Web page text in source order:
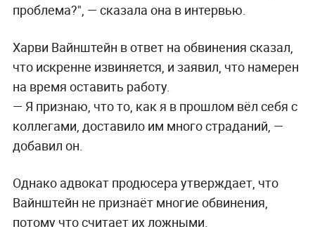
проблема?", — сказала она в интервью.
Харви Вайнштейн в ответ на обвинения сказал,
что искренне извиняется, и заявил, что намерен
на время оставить работу.
— Я признаю, что то, как я в прошлом вёл себя с
коллегами, доставило им много страданий, —
добавил он.
Однако адвокат продюсера утверждает, что
Вайнштейн не признаёт многие обвинения,
потому что считает их ложными.